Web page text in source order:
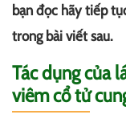
bạn đọc hãy tiếp
trong bài viết sau.
Tác dụng của
viêm cổ tử